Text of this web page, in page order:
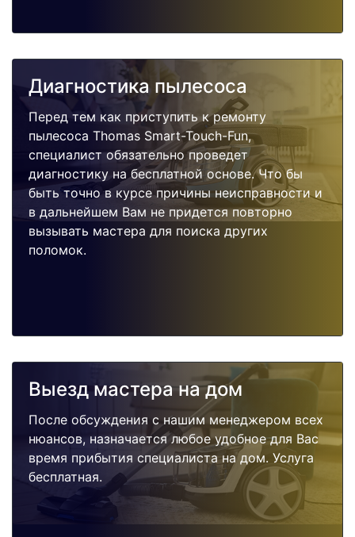
Диагностика пылесоса
Перед тем как приступить к ремонту
пылесоса Thomas Smart-Touch-Fun,
специалист обязательно проведет
диагностику на бесплатной основе. Что бы
быть точно в курсе причины неисправности и
в дальнейшем Вам не придется повторно
вызывать мастера для поиска других
поломок.
Выезд мастера на дом
После обсуждения с нашим менеджером всех
нюансов, назначается любое удобное для Вас
время прибытия специалиста на дом. Услуга
бесплатная.